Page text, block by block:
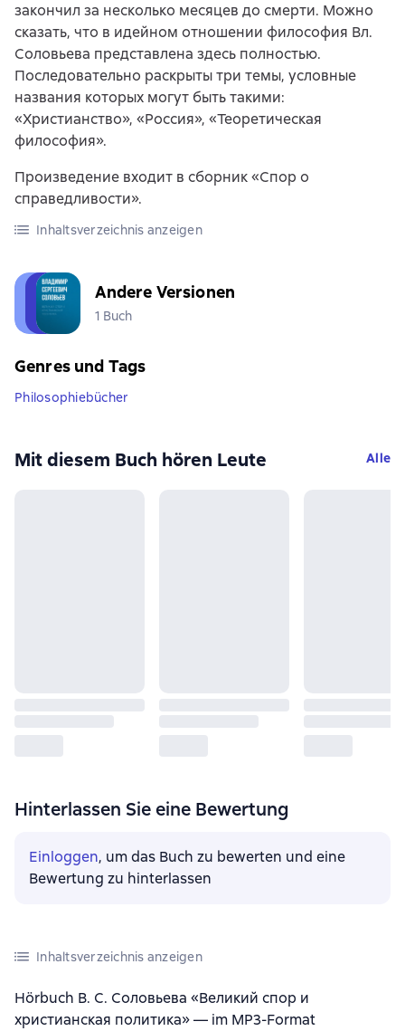
закончил за несколько месяцев до смерти. Можно
сказать, что в идейном отношении философия Вл.
Соловьева представлена здесь полностью.
Последовательно раскрыты три темы, условные
названия которых могут быть такими:
«Христианство», «Россия», «Теоретическая
философия».
Произведение входит в сборник «Спор о
справедливости».
Inhaltsverzeichnis anzeigen
Andere Versionen
1 Buch
Genres und Tags
Philosophiebücher
Mit diesem Buch hören Leute Alle
Hinterlassen Sie eine Bewertung
Einloggen, um das Buch zu bewerten und eine
Bewertung zu hinterlassen
Inhaltsverzeichnis anzeigen
Hörbuch В. С. Соловьева «Великий спор и
христианская политика» — im MP3-Format